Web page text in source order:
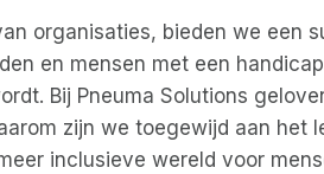
organisaties, bieden we een
en mensen met een
Bij Pneuma Solutions
zijn we toegewijd aan het
inclusieve wereld voor